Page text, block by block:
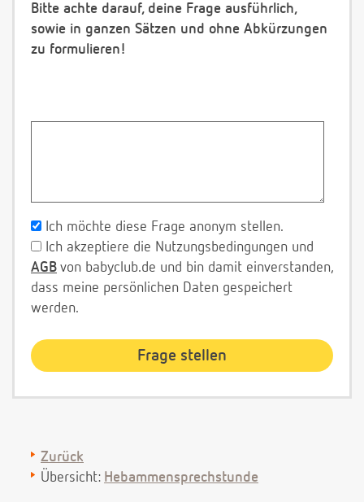
Bitte achte darauf, deine Frage ausführlich,
sowie in ganzen Sätzen und ohne Abkürzungen
zu formulieren!
Ich möchte diese Frage anonym stellen.
Ich akzeptiere die Nutzungsbedingungen und
AGB von babyclub.de und bin damit einverstanden,
dass meine persönlichen Daten gespeichert
werden.
Zurück
Übersicht: Hebammensprechstunde